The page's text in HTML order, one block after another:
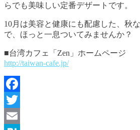
らでも美味しい定番デザートです。
10月は美容と健康にも配慮した、秋
で、ほっと一息ついてみませんか？
■台湾カフェ「Zen」ホームページ
http://taiwan-cafe.jp/
Facebook
Twitter